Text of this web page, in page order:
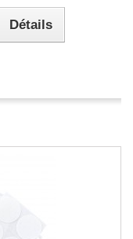
Détails